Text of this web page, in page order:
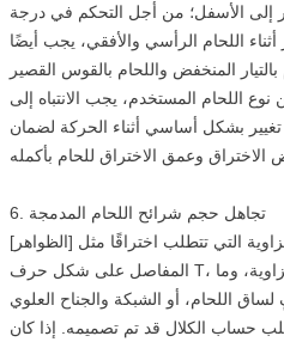
إلى الأسفل؛ من أجل التحكم في درجة
اللحام الرأسي والأفقي، يجب أيضًا
اللحام المستخدم، يجب الانتباه إلى
بشكل أساسي أثناء الحركة لضمان
6. تجاهل حجم شرائح اللحام المدمجة
[الظواهر] اللحامات المركبة المؤخرة أو الزاوية التي تتطلب اختراقًا مثل
المفاصل على شكل حرف T، والمفاصل المتقاطعة، والمفاصل الزاوية، وما
اللحام، أو الشبكة والجناح العلوي
حساب الكلال قد تم تصميمه. إذا كان